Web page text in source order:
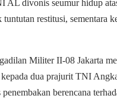
AL divonis seumur hidup
restitusi, sementara
Militer II-08 Jakarta
dua prajurit TNI
berencana